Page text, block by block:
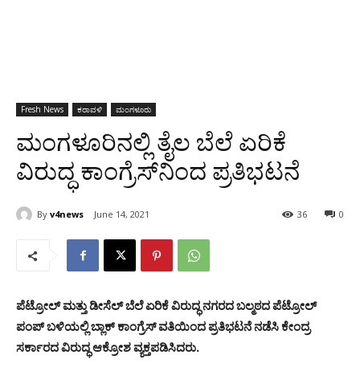
Fresh News ಕರಾವಳಿ ಮಂಗಳೂರು
ಮಂಗಳೂರಿನಲ್ಲಿ ತೈಲ ಬೆಲೆ ಏರಿಕೆ
ವಿರುದ್ಧ ಕಾಂಗ್ರೆಸ್‌ನಿಂದ ಪ್ರತಿಭಟನೆ
By v4news June 14, 2021 0
36
ಪೆಟ್ರೋಲ್ ಮತ್ತು ಡೀಸೆಲ್ ಬೆಲೆ ಏರಿಕೆ ವಿರುದ್ಧ ನಗರದ ಬಲ್ಮಠದ ಪೆಟ್ರೋಲ್
ಪಂಪ್ ಬಳಿಯಲ್ಲಿ ಬ್ಲಾಕ್ ಕಾಂಗ್ರೆಸ್ ವತಿಯಿಂದ ಪ್ರತಿಭಟನೆ ನಡೆಸಿ ಕೇಂದ್ರ
ಸರ್ಕಾರದ ವಿರುದ್ಧ ಆಕ್ರೋಶ ವ್ಯಕ್ತಪಡಿಸಿದರು.